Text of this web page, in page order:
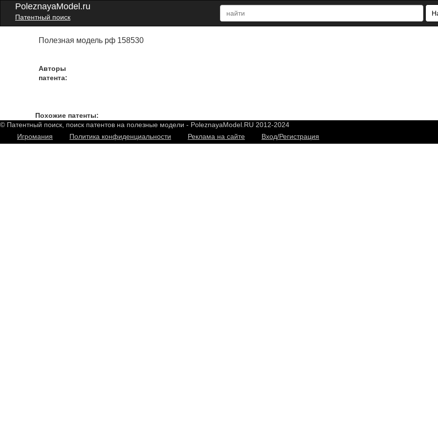
PoleznayaModel.ru
Патентный поиск
Полезная модель рф 158530
Авторы
патента:
Похожие патенты:
© Патентный поиск, поиск патентов на полезные модели - PoleznayaModel.RU 2012-2024
Игромания
Политика конфиденциальности Реклама на сайте Вход/Регистрация